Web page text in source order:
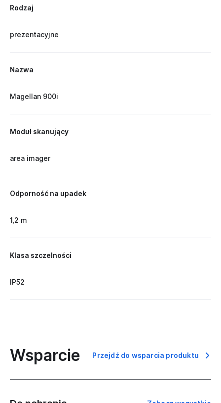
Rodzaj
prezentacyjne
Nazwa
Magellan 900i
Moduł skanujący
area imager
Odporność na upadek
1,2 m
Klasa szczelności
IP52
Wsparcie Przejdź do wsparcia produktu